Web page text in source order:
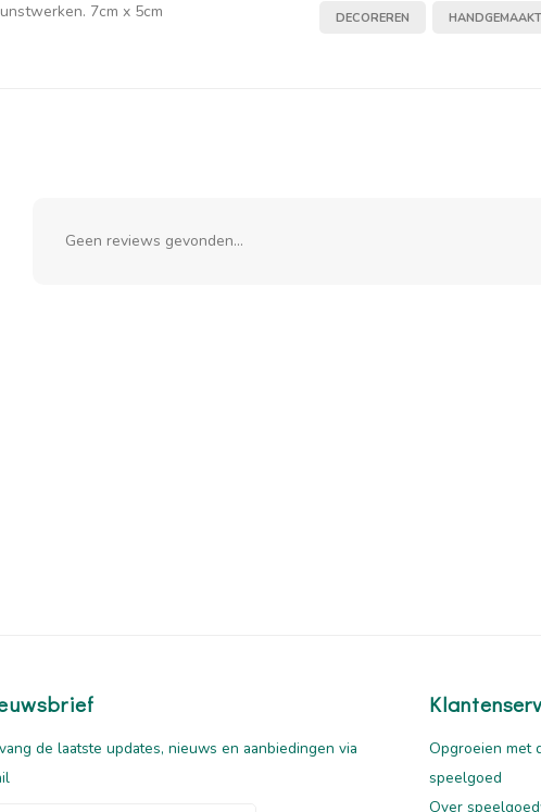
7cm x 5cm DECOREREN HANDGEMAAKT
Geen reviews gevonden...
de laatste updates, nieuws en aanbiedingen via
Opgroeien met
speelgoed
Over